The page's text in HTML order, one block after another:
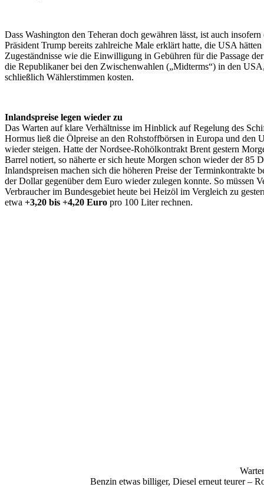
Dass Washington den Teheran doch gewähren lässt, ist auch
Präsident Trump bereits zahlreiche Male erklärt hatte, die USA
Zugeständnisse wie die Einwilligung in Gebühren für die Passage
die Republikaner bei den Zwischenwahlen („Midterms“) in den
schließlich Wählerstimmen kosten.
Inlandspreise legen wieder zu
Das Warten auf klare Verhältnisse im Hinblick auf Regelung des
Hormus ließ die Ölpreise an den Rohstoffbörsen in Europa und den
wieder steigen. Hatte der Nordsee-Rohölkontrakt Brent gestern
Barrel notiert, so näherte er sich heute Morgen schon wieder der 85
Inlandspreisen machen sich die höheren Preise der Terminkontrakte
der Dollar gegenüber dem Euro wieder zulegen konnte. So müssen
Verbraucher im Bundesgebiet heute bei Heizöl im Vergleich zu
etwa +3,20 bis +4,20 Euro pro 100 Liter rechnen.
Benzin etwas billiger, Diesel erneut teurer –